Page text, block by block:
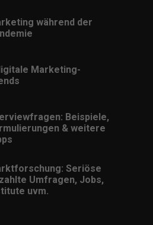
während der
Marketing-
Beispiele,
& weitere
Seriöse
Umfragen, Jobs,
uvm.